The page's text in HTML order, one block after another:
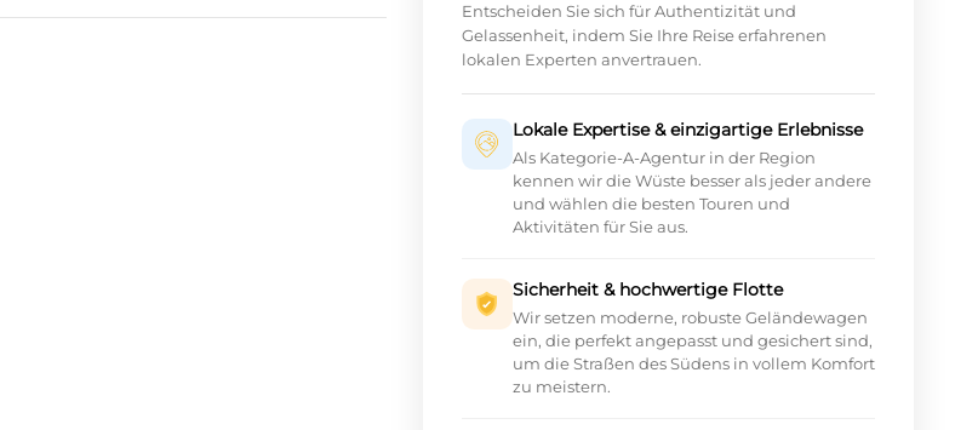
Entscheiden Sie sich für Authentizität und
Gelassenheit, indem Sie Ihre Reise erfahrenen
lokalen Experten anvertrauen.
Lokale Expertise & einzigartige Erlebnisse
Als Kategorie-A-Agentur in der Region
kennen wir die Wüste besser als jeder andere
und wählen die besten Touren und
Aktivitäten für Sie aus.
Sicherheit & hochwertige Flotte
Wir setzen moderne, robuste Geländewagen
ein, die perfekt angepasst und gesichert sind,
um die Straßen des Südens in vollem Komfort
zu meistern.